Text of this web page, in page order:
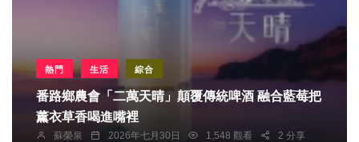
熱門 生活 綜合
番路鄉農會「二萬天晴」顛覆傳統啤酒 融合藍莓把
薰衣草香喝進嘴裡
蘇榮泉 2026年七月30日 1,548 觀看 2 分享